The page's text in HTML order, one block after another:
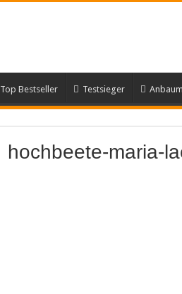
Top Bestseller Testsieger
hochbeete-maria-